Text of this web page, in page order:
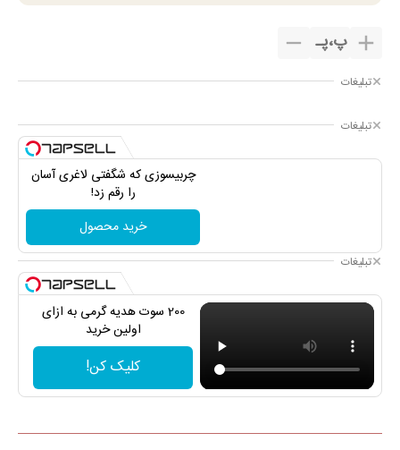
پ،پـ
تبلیغات
تبلیغات
چربیسوزی که شگفتی لاغری آسان
را رقم زد!
خرید محصول
تبلیغات
200 سوت هدیه گرمی به ازای
اولین خرید
کلیک کن!